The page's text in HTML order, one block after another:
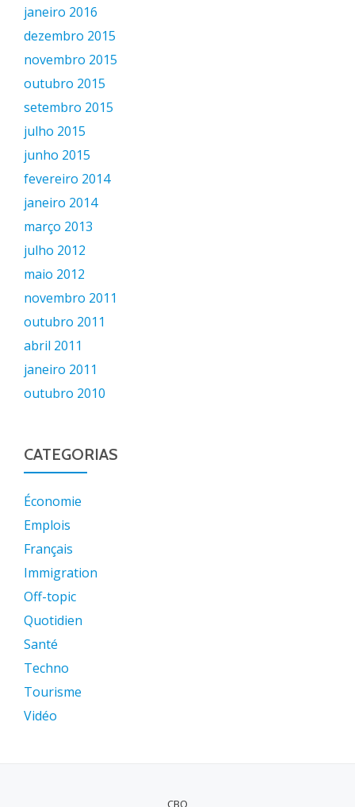
janeiro 2016
dezembro 2015
novembro 2015
outubro 2015
setembro 2015
julho 2015
junho 2015
fevereiro 2014
janeiro 2014
março 2013
julho 2012
maio 2012
novembro 2011
outubro 2011
abril 2011
janeiro 2011
outubro 2010
CATEGORIAS
Économie
Emplois
Français
Immigration
Off-topic
Quotidien
Santé
Techno
Tourisme
Vidéo
CBQ